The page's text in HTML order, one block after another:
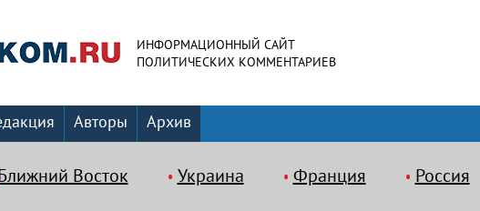
ИНФОРМАЦИОННЫЙ САЙТ
ПОЛИТИЧЕСКИХ КОММЕНТАРИЕВ
Авторы Архив
Восток Украина Франция Россия